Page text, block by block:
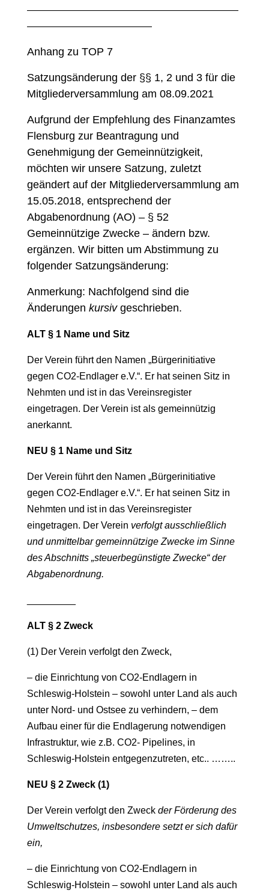
——————————————————————
—————————————
Anhang zu TOP 7
Satzungsänderung der §§ 1, 2 und 3 für die
Mitgliederversammlung am 08.09.2021
Aufgrund der Empfehlung des Finanzamtes
Flensburg zur Beantragung und
Genehmigung der Gemeinnützigkeit,
möchten wir unsere Satzung, zuletzt
geändert auf der Mitgliederversammlung am
15.05.2018, entsprechend der
Abgabenordnung (AO) – § 52
Gemeinnützige Zwecke – ändern bzw.
ergänzen. Wir bitten um Abstimmung zu
folgender Satzungsänderung:
Anmerkung: Nachfolgend sind die
Änderungen kursivgeschrieben.
ALT § 1 Name und Sitz
Der Verein führt den Namen „Bürgerinitiative
gegen CO2-Endlager e.V.“. Er hat seinen Sitz in
Nehmten und ist in das Vereinsregister
eingetragen. Der Verein ist als gemeinnützig
anerkannt.
NEU § 1 Name und Sitz
Der Verein führt den Namen „Bürgerinitiative
gegen CO2-Endlager e.V.“. Er hat seinen Sitz in
Nehmten und ist in das Vereinsregister
eingetragen. Der Verein verfolgt ausschließlich
und unmittelbar gemeinnützige Zwecke im Sinne
des Abschnitts „steuerbegünstigte Zwecke“ der
Abgabenordnung.
ALT § 2 Zweck
(1) Der Verein verfolgt den Zweck,
– die Einrichtung von CO2-Endlagern in
Schleswig-Holstein – sowohl unter Land als auch
unter Nord- und Ostsee zu verhindern, – dem
Aufbau einer für die Endlagerung notwendigen
Infrastruktur, wie z.B. CO2- Pipelines, in
Schleswig-Holstein entgegenzutreten, etc.. ……..
NEU § 2 Zweck (1)
Der Verein verfolgt den Zweck der Förderung des
Umweltschutzes, insbesondere setzt er sich dafür
ein,
– die Einrichtung von CO2-Endlagern in
Schleswig-Holstein – sowohl unter Land als auch